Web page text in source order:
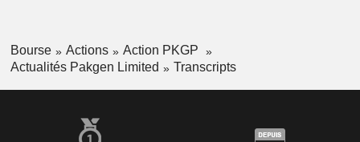
Bourse Actions
Action PKGP
Actualités Pakgen Limited
Transcripts